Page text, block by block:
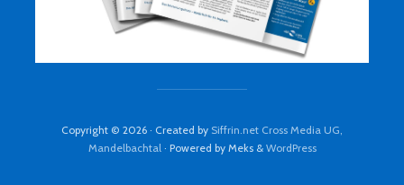
Copyright © 2026 · Created by Siffrin.net Cross Media UG,
Mandelbachtal· Powered by Meks & WordPress